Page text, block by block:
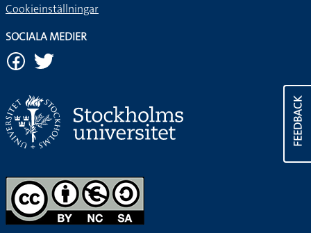
FEEDBACK
Cookieinställningar
SOCIALA MEDIER